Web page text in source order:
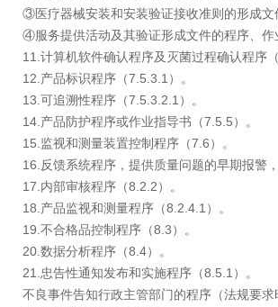
③医疗器械安装和安装验证接收准则的形成文
④服务提供活动及其验证形成文件的程序、作
11.计算机软件确认程序及灭菌过程确认程序（
12.产品标识程序（7.5.3.1）。
13.可追溯性程序（7.5.3.2.1）。
14.产品防护程序或作业指导书（7.5.5）。
15.监视和测量装置控制程序（7.6）。
16.反馈系统程序，提供质量问题的早期报警，
17.内部审核程序（8.2.2）。
18.产品监视和测量程序（8.2.4.1）。
19.不合格品控制程序（8.3）。
20.数据分析程序（8.4）。
21.忠告性通知发布和实施程序（8.5.1）。
不良事件告知行政主管部门的程序（法规要求